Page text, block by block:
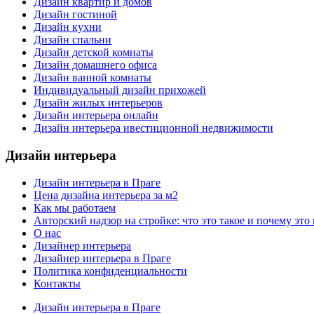
Дизайн гостиной
Дизайн кухни
Дизайн спальни
Дизайн детской комнаты
Дизайн домашнего офиса
Дизайн ванной комнаты
Индивидуальный дизайн прихожей
Дизайн жилых интерьеров
Дизайн интерьера онлайн
Дизайн интерьера ивестиционной недвижимости
Дизайн интерьера
Дизайн интерьера в Праге
Цена дизайна интерьера за м2
Как мы работаем
Авторский надзор на стройке: что это такое и почему
О нас
Дизайнер интерьера
Дизайнер интерьера в Праге
Политика конфиденциальности
Контакты
Дизайн интерьера в Праге